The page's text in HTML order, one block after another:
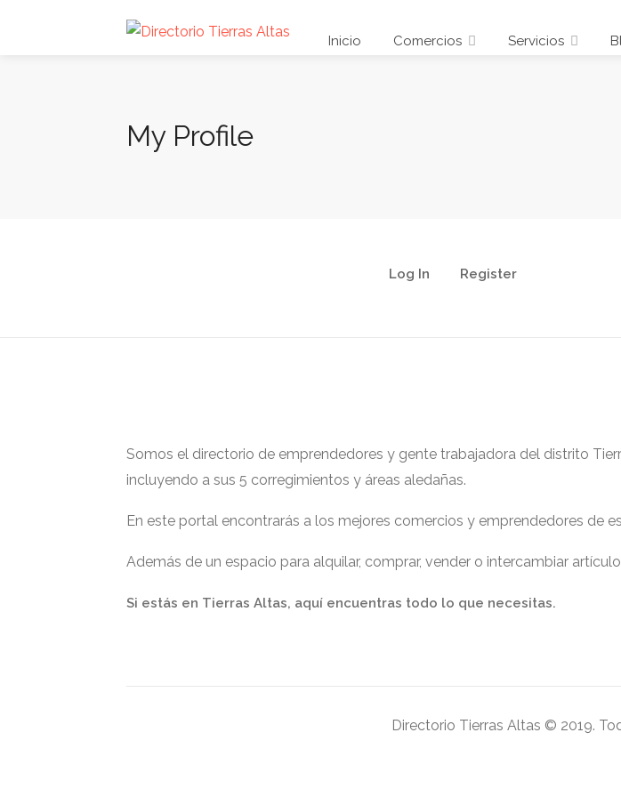
Inicio Comercios Servicios
My Profile
Log In Register
Somos el directorio de emprendedores y gente trabajadora del distrito
incluyendo a sus 5 corregimientos y áreas aledañas.
En este portal encontrarás a los mejores comercios y emprendedores de
Además de un espacio para alquilar, comprar, vender o intercambiar
Si estás en Tierras Altas, aquí encuentras todo lo que necesitas.
Directorio Tierras Altas © 2019.